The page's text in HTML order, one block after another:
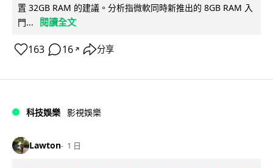
置 32GB RAM 的建議。分析指微軟同時新推出的 8GB RAM 入
門...
閱讀全文
163 16 ↗ 分享
科技娛樂 影視娛樂
Lawton 1 日